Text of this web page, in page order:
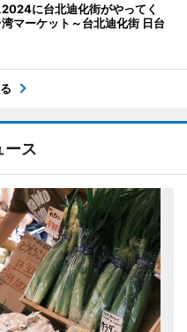
に台北迪化街がやってく
マーケット～台北迪化街 日台
ース